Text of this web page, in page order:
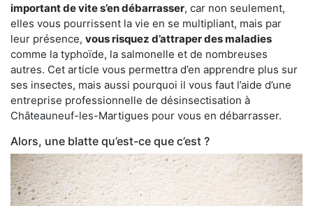
important de vite s’en débarrasser, car non seulement,
elles vous pourrissent la vie en se multipliant, mais par
leur présence, vous risquez d’attraper des maladies
comme la typhoïde, la salmonelle et de nombreuses
autres. Cet article vous permettra d’en apprendre plus sur
ses insectes, mais aussi pourquoi il vous faut l’aide d’une
entreprise professionnelle de désinsectisation à
Châteauneuf-les-Martigues pour vous en débarrasser.
Alors, une blatte qu’est-ce que c’est ?